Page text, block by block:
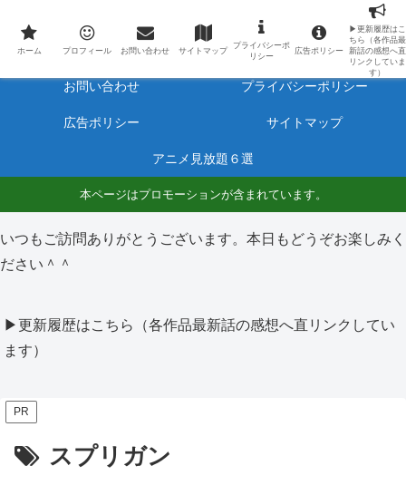
最新アニメのあらすじと感想をネタバレ有りで毎日更新しています。
ホーム プロフィール
お問い合わせ プライバシーポリシー
広告ポリシー サイトマップ
アニメ見放題６選
本ページはプロモーションが含まれています。
いつもご訪問ありがとうございます。本日もどうぞお楽しみく
ださい＾＾
▶更新履歴はこちら（各作品最新話の感想へ直リンクしてい
ます）
PR
スプリガン
ホーム プロフィール お問い合わせ サイトマップ
プライバシーポ
リシー
広告ポリシー
▶更新履歴はこ
ちら（各作品最
新話の感想へ直
リンクしていま
す）